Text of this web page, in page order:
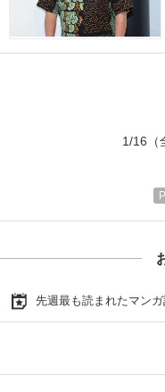
1/16
先週最も読まれたマン